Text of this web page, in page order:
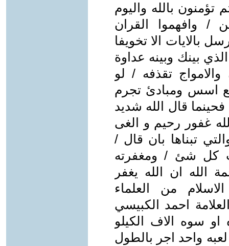
تؤمنون بالله واليوم
/ وافهموا القران
بالايات الا تخويفا
بينك وبينه عداوة
تقذفه / لو
اسس ومبادئ تجرم
قال الله شديد
غفور رحيم و الغى
تبناها بان قال /
كل شئ / ومغفرته
الله ان الله يغفر
من العلماء
احمد الكبيسي
او سوه الاف الكيلو
واحد اجر بالطول